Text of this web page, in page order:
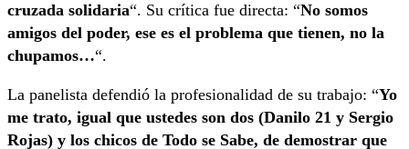
cruzada solidaria“. Su crítica fue directa: “No somos
amigos del poder, ese es el problema que tienen, no la
chupamos…“.
La panelista defendió la profesionalidad de su trabajo: “Yo
me trato, igual que ustedes son dos (Danilo 21 y Sergio
Rojas) y los chicos de Todo se Sabe, de demostrar que